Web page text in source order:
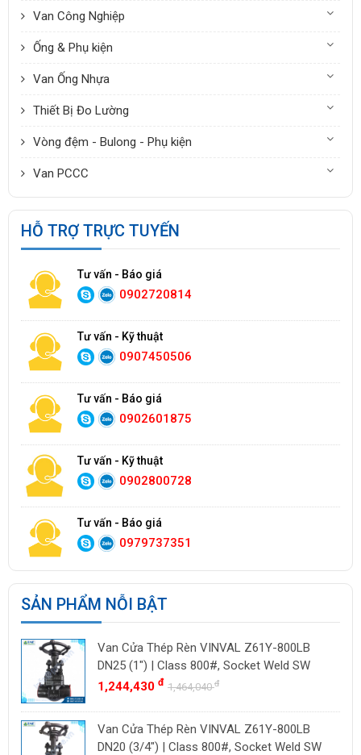
Van Công Nghiệp
Ống & Phụ kiện
Van Ống Nhựa
Thiết Bị Đo Lường
Vòng đệm - Bulong - Phụ kiện
Van PCCC
HỖ TRỢ TRỰC TUYẾN
Tư vấn - Báo giá
0902720814
Tư vấn - Kỹ thuật
0907450506
Tư vấn - Báo giá
0902601875
Tư vấn - Kỹ thuật
0902800728
Tư vấn - Báo giá
0979737351
SẢN PHẨM NỖI BẬT
Van Cửa Thép Rèn VINVAL Z61Y-800LB
DN25 (1") | Class 800#, Socket Weld SW
1,244,430 đ 1,464,040đ
Van Cửa Thép Rèn VINVAL Z61Y-800LB
DN20 (3/4") | Class 800#, Socket Weld SW